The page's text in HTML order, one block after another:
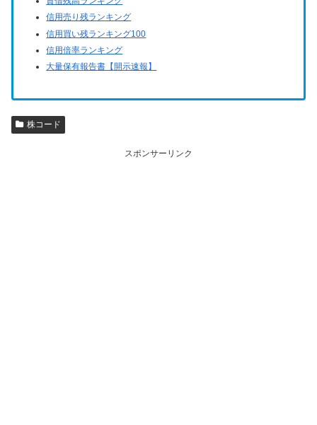
信用売り残ランキング
信用買い残ランキング100
信用倍率ランキング
大量保有報告書【開示速報】
株コード
スポンサーリンク